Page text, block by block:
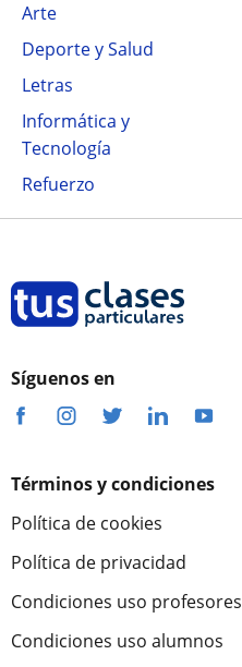
Arte
Deporte y Salud
Letras
Informática y
Tecnología
Refuerzo
Síguenos en
Términos y condiciones
Política de cookies
Política de privacidad
Condiciones uso profesores
Condiciones uso alumnos